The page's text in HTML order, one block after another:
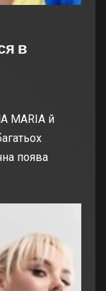
в
MARIA й
поява